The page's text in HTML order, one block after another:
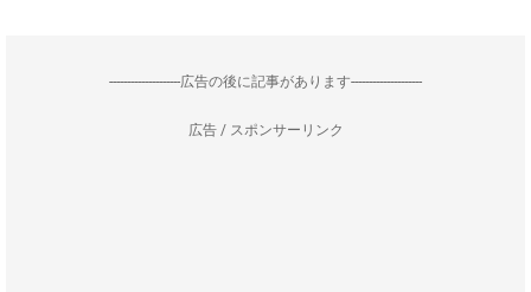
--------------------広告の後に記事があります--------------------
広告 / スポンサーリンク